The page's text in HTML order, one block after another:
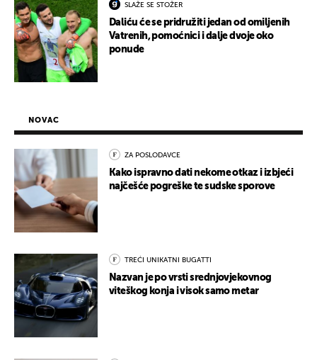
SLAŽE SE STOŽER
Daliću će se pridružiti jedan od omiljenih
Vatrenih, pomoćnici i dalje dvoje oko
ponude
NOVAC
ZA POSLODAVCE
Kako ispravno dati nekome otkaz i izbjeći
najčešće pogreške te sudske sporove
TREĆI UNIKATNI BUGATTI
Nazvan je po vrsti srednjovjekovnog
viteškog konja i visok samo metar